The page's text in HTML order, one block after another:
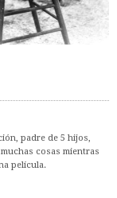
padre de 5 hijos,
cosas mientras
película.